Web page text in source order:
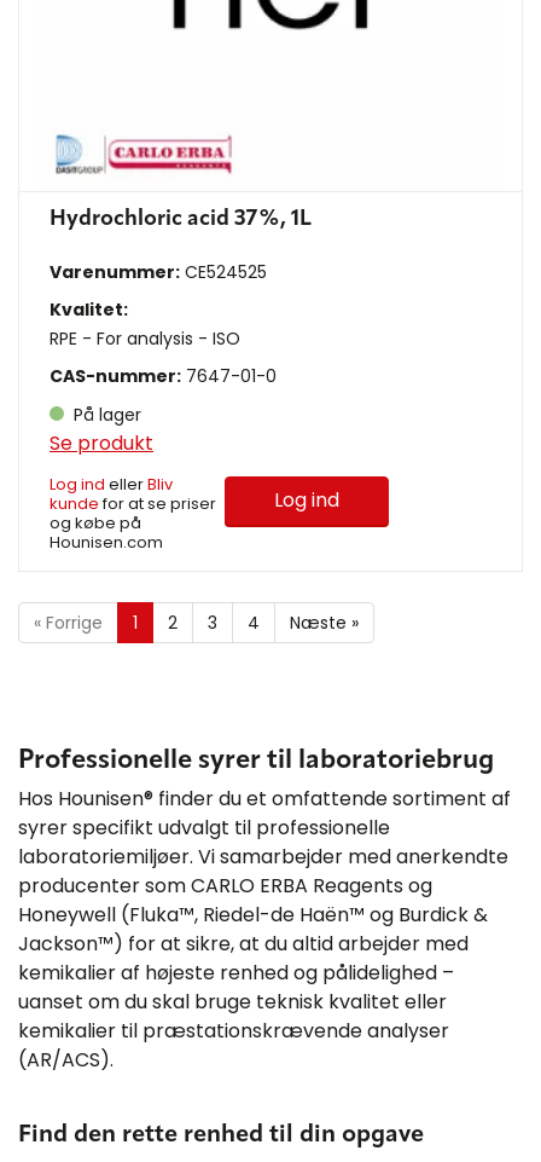
Hydrochloric acid 37%, 1L
Varenummer: CE524525
Kvalitet:
RPE - For analysis - ISO
CAS-nummer: 7647-01-0
På lager
Se produkt
Log ind ellerBliv
kundefor at se priser
og købe på
Hounisen.com
Log ind
« Forrige 1 2 3 4 Næste »
Professionelle syrer til laboratoriebrug
Hos Hounisen® finder du et omfattende sortiment af
syrer specifikt udvalgt til professionelle
laboratoriemiljøer. Vi samarbejder med anerkendte
producenter som CARLO ERBA Reagents og
Honeywell (Fluka™, Riedel-de Haën™ og Burdick &
Jackson™) for at sikre, at du altid arbejder med
kemikalier af højeste renhed og pålidelighed –
uanset om du skal bruge teknisk kvalitet eller
kemikalier til præstationskrævende analyser
(AR/ACS).
Find den rette renhed til din opgave